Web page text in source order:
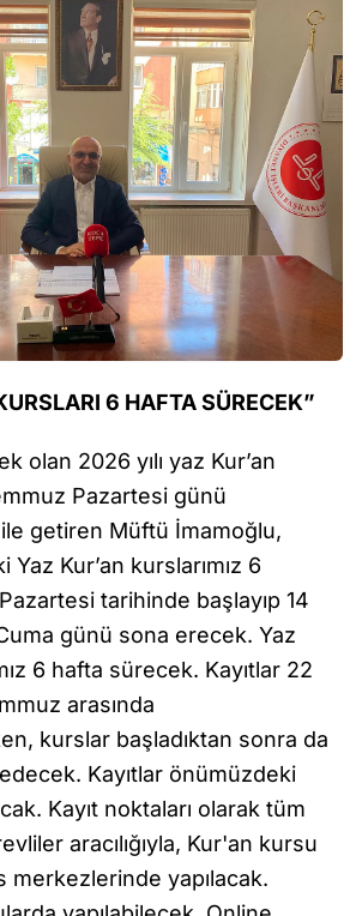
6 HAFTA SÜRECEK”
olan 2026 yılı yaz Kur’an
Pazartesi günü
getiren Müftü İmamoğlu,
Yaz Kur’an kurslarımız 6
tarihinde başlayıp 14
günü sona erecek. Yaz
6 hafta sürecek. Kayıtlar 22
arasında
kurslar başladıktan sonra da
Kayıtlar önümüzdeki
Kayıt noktaları olarak tüm
aracılığıyla, Kur'an kursu
merkezlerinde yapılacak.